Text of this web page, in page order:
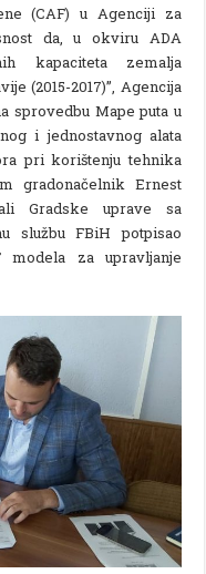
(CAF) u Agenciji za
da, u okviru ADA
kapaciteta zemalja
(2015-2017)”, Agencija
sprovedbu Mape puta u
i jednostavnog alata
pri korištenju tehnika
gradonačelnik Ernest
Gradske uprave sa
službu FBiH potpisao
za upravljanje